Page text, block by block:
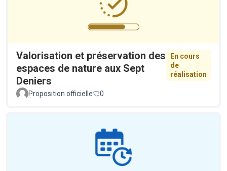
Valorisation et préservation des
espaces de nature aux Sept
Deniers
En cours
de
réalisation
Proposition officielle 0